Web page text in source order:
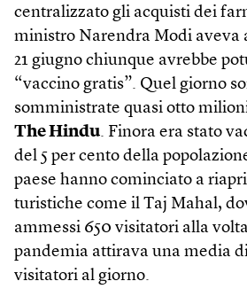
centralizzato gli acquisti dei
ministro Narendra Modi aveva
21 giugno chiunque avrebbe
“vaccino gratis”. Quel giorno
somministrate quasi otto
The Hindu. Finora era stato
del 5 per cento della
paese hanno cominciato a
turistiche come il Taj Mahal,
ammessi 650 visitatori alla
pandemia attirava una media
visitatori al giorno.